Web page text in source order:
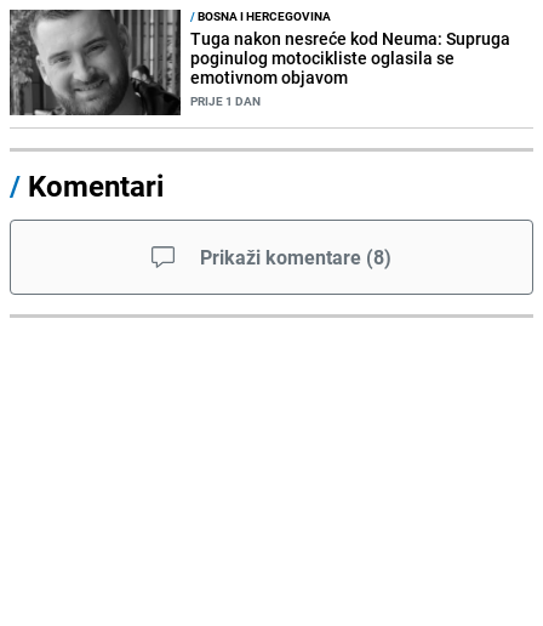
/BOSNA I HERCEGOVINA
Tuga nakon nesreće kod Neuma: Supruga
poginulog motocikliste oglasila se
emotivnom objavom
PRIJE 1 DAN
/ Komentari
Prikaži komentare (8)